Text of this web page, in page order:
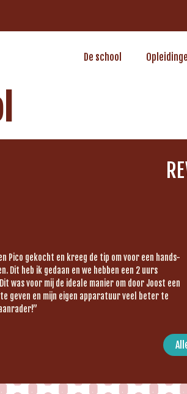
De school
Pico gekocht en kreeg de tip om voor een hands-
Dit heb ik gedaan en we hebben een 2 uurs
was voor mij de ideale manier om door Joost een
geven en mijn eigen apparatuur veel beter te